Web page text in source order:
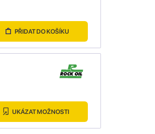
PŘIDAT DO KOŠÍKU
UKÁZAT MOŽNOSTI